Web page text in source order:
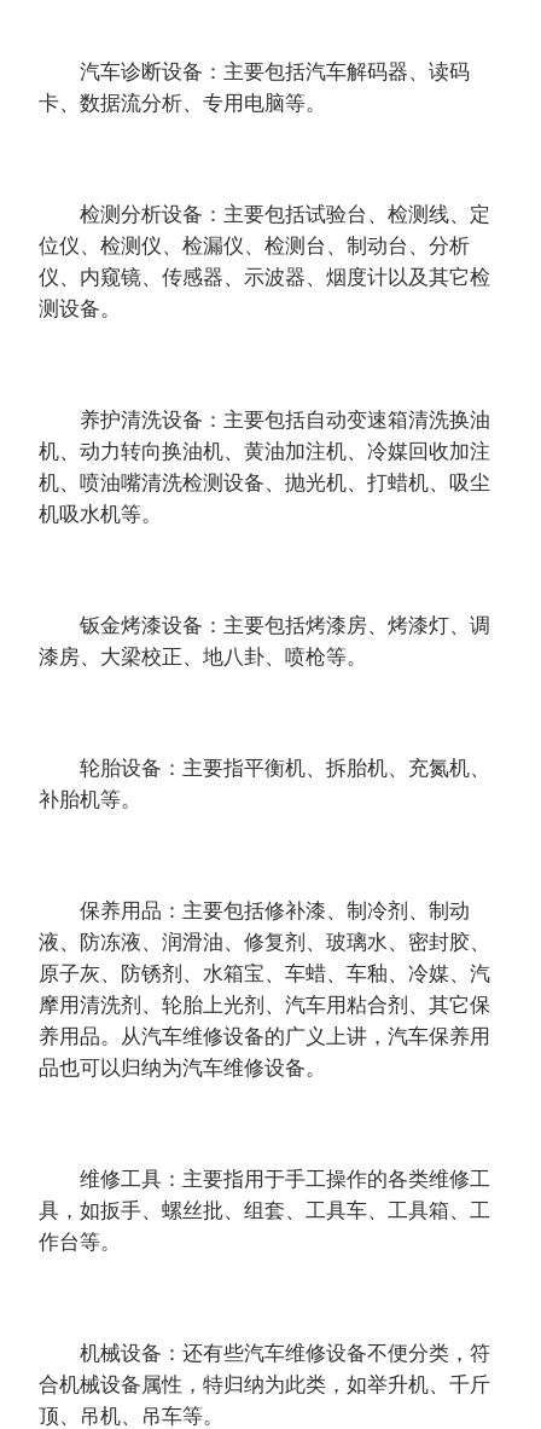
汽车诊断设备：主要包括汽车解码器、读码
卡、数据流分析、专用电脑等。
检测分析设备：主要包括试验台、检测线、定
位仪、检测仪、检漏仪、检测台、制动台、分析
仪、内窥镜、传感器、示波器、烟度计以及其它检
测设备。
养护清洗设备：主要包括自动变速箱清洗换油
机、动力转向换油机、黄油加注机、冷媒回收加注
机、喷油嘴清洗检测设备、抛光机、打蜡机、吸尘
机吸水机等。
钣金烤漆设备：主要包括烤漆房、烤漆灯、调
漆房、大梁校正、地八卦、喷枪等。
轮胎设备：主要指平衡机、拆胎机、充氮机、
补胎机等。
保养用品：主要包括修补漆、制冷剂、制动
液、防冻液、润滑油、修复剂、玻璃水、密封胶、
原子灰、防锈剂、水箱宝、车蜡、车釉、冷媒、汽
摩用清洗剂、轮胎上光剂、汽车用粘合剂、其它保
养用品。从汽车维修设备的广义上讲，汽车保养用
品也可以归纳为汽车维修设备。
维修工具：主要指用于手工操作的各类维修工
具，如扳手、螺丝批、组套、工具车、工具箱、工
作台等。
机械设备：还有些汽车维修设备不便分类，符
合机械设备属性，特归纳为此类，如举升机、千斤
顶、吊机、吊车等。